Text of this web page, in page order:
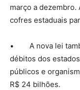
março a
cofres estaduais
• A nova lei
débitos dos
públicos e
R$ 24 bilhões.